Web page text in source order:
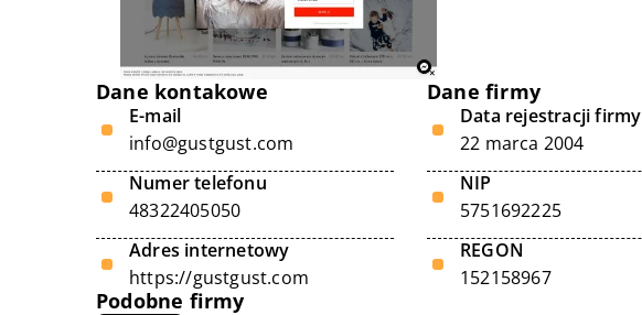
Dane kontakowe
E-mail
info@gustgust.com
Numer telefonu
48322405050
Adres internetowy
https://gustgust.com
Dane firmy
Data rejestracji firmy
22 marca 2004
NIP
5751692225
REGON
152158967
Podobne firmy